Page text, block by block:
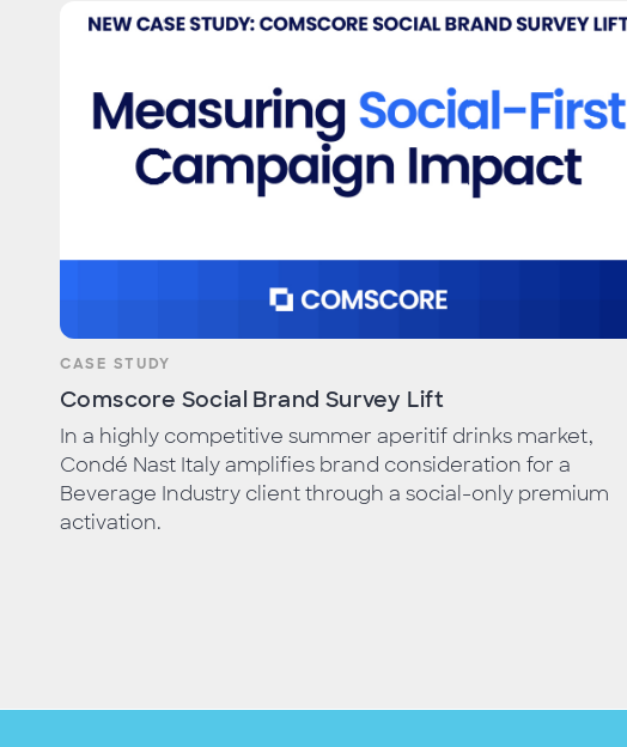
CASE STUDY
Comscore Social Brand Survey Lift
In a highly competitive summer aperitif drinks market,
Condé Nast Italy amplifies brand consideration for a
Beverage Industry client through a social-only premium
activation.